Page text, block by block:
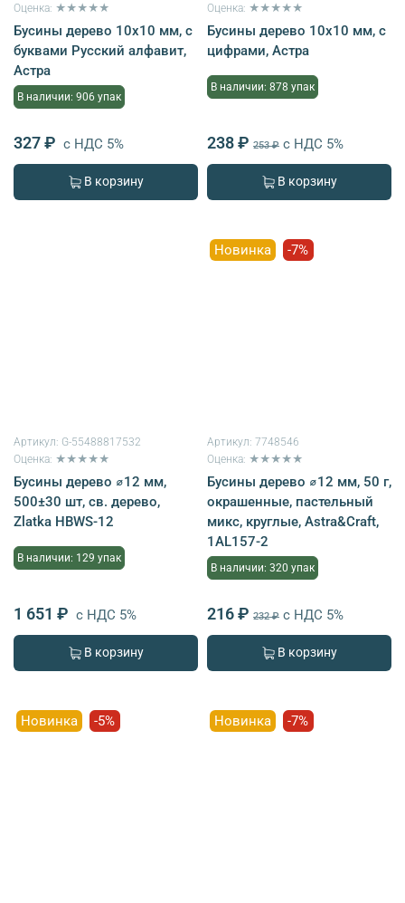
Оценка: ★★★★★
Бусины дерево 10х10 мм, с
буквами Русский алфавит,
Астра
В наличии: 906 упак
327 ₽ с НДС 5%
В корзину
Оценка: ★★★★★
Бусины дерево 10х10 мм, с
цифрами, Астра
В наличии: 878 упак
238 ₽ 253 ₽ с НДС 5%
В корзину
Артикул: G-55488817532
Оценка: ★★★★★
Бусины дерево ⌀12 мм,
500±30 шт, св. дерево,
Zlatka HBWS-12
В наличии: 129 упак
1 651 ₽ с НДС 5%
В корзину
Новинка -7%
Артикул: 7748546
Оценка: ★★★★★
Бусины дерево ⌀12 мм, 50 г,
окрашенные, пастельный
микс, круглые, Astra&Craft,
1AL157-2
В наличии: 320 упак
216 ₽ 232 ₽ с НДС 5%
В корзину
Новинка -5% Новинка -7%